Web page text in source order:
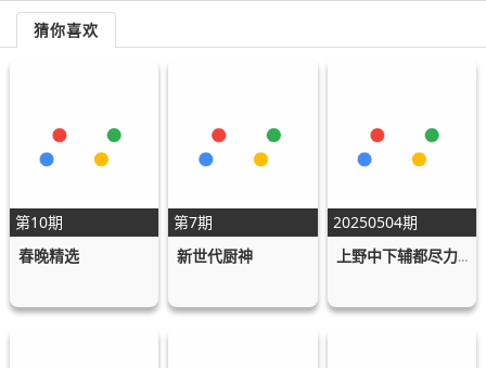
猜你喜欢
第10期
春晚精选
第7期
新世代厨神
20250504期
上野中下辅都尽力啦